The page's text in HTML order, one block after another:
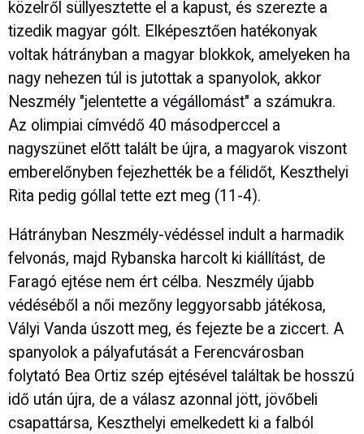
közelről süllyesztette el a kapust, és szerezte a
tizedik magyar gólt. Elképesztően hatékonyak
voltak hátrányban a magyar blokkok, amelyeken ha
nagy nehezen túl is jutottak a spanyolok, akkor
Neszmély "jelentette a végállomást" a számukra.
Az olimpiai címvédő 40 másodperccel a
nagyszünet előtt talált be újra, a magyarok viszont
emberelőnyben fejezhették be a félidőt, Keszthelyi
Rita pedig góllal tette ezt meg (11-4).
Hátrányban Neszmély-védéssel indult a harmadik
felvonás, majd Rybanska harcolt ki kiállítást, de
Faragó ejtése nem ért célba. Neszmély újabb
védéséből a női mezőny leggyorsabb játékosa,
Vályi Vanda úszott meg, és fejezte be a ziccert. A
spanyolok a pályafutását a Ferencvárosban
folytató Bea Ortiz szép ejtésével találtak be hosszú
idő után újra, de a válasz azonnal jött, jövőbeli
csapattársa, Keszthelyi emelkedett ki a falból